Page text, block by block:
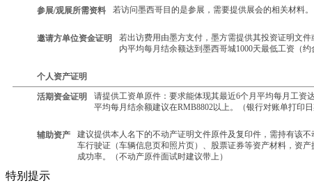
参展/观展所需资料 若访问墨西哥目的是参展，需要提供展会的相关材料。
邀请方单位资金证明
若出访费用由墨方支付，墨方需提供其投资证明文
内平均每月结余额达到墨西哥城1000天最低工资（约
个人资产证明
活期资金证明
请提供工资单原件：要求能体现其最近6个月平均每月工资
平均每月结余额建议在RMB8802以上。（银行对账单打印
辅助资产
建议提供本人名下的不动产证明文件原件及复印件，需持有该
车行驶证（车辆信息页和照片页）、股票证券等资产材料，资
成功率。（不动产原件面试时建议带上）
特别提示